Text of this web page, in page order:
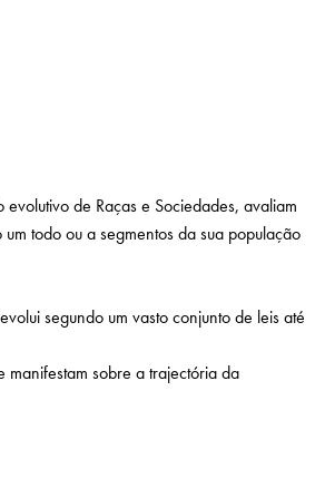
de Raças e Sociedades, avaliam
todo ou a segmentos da sua população
segundo um vasto conjunto de leis até
manifestam sobre a trajectória da